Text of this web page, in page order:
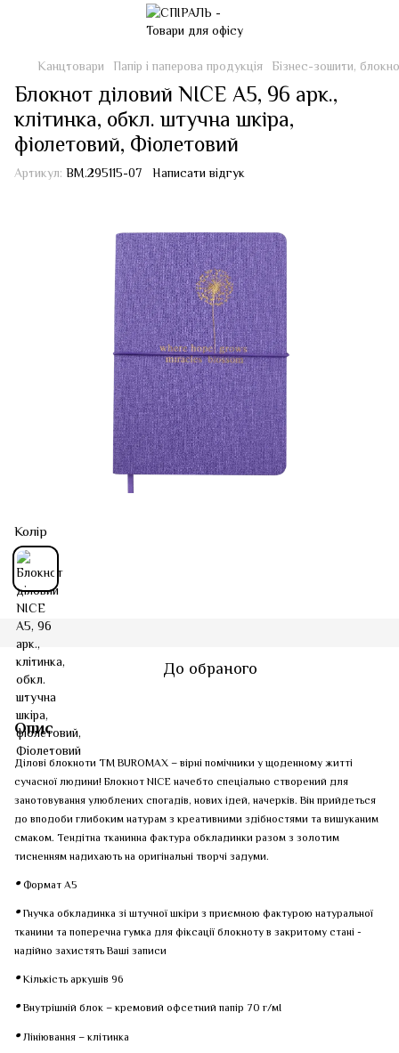
Канцтовари Папір і паперова продукція Бізнес-зошити,
Блокнот діловий NICE А5, 96 арк.,
клітинка, обкл. штучна шкіра,
фіолетовий, Фіолетовий
Артикул: BM.295115-07 Написати відгук
Колір
До обраного
Опис
Ділові блокноти ТМ BUROMAX – вірні помічники у щоденному житті
сучасної людини! Блокнот NICE начебто спеціально створений для
занотовування улюблених спогадів, нових ідей, начерків. Він прийдеться
до вподоби глибоким натурам з креативними здібностями та вишуканим
смаком. Тендітна тканинна фактура обкладинки разом з золотим
тисненням надихають на оригінальні творчі задуми.
• Формат А5
• Гнучка обкладинка зі штучної шкіри з приємною фактурою натуральної
тканини та поперечна гумка для фіксації блокноту в закритому стані -
надійно захистять Ваші записи
• Кількість аркушів 96
• Внутрішній блок – кремовий офсетний папір 70 г/мІ
• Лініювання – клітинка